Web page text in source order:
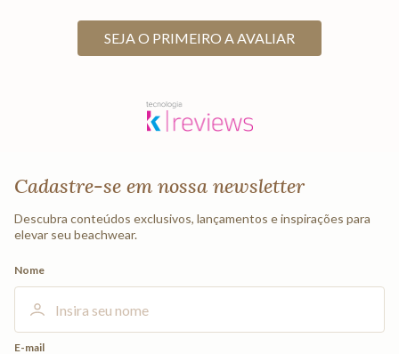
SEJA O PRIMEIRO A AVALIAR
Cadastre-se em nossa newsletter
Descubra conteúdos exclusivos, lançamentos e inspirações para
elevar seu beachwear.
Nome
E-mail